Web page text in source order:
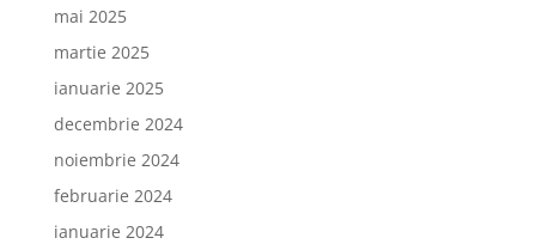
mai 2025
martie 2025
ianuarie 2025
decembrie 2024
noiembrie 2024
februarie 2024
ianuarie 2024